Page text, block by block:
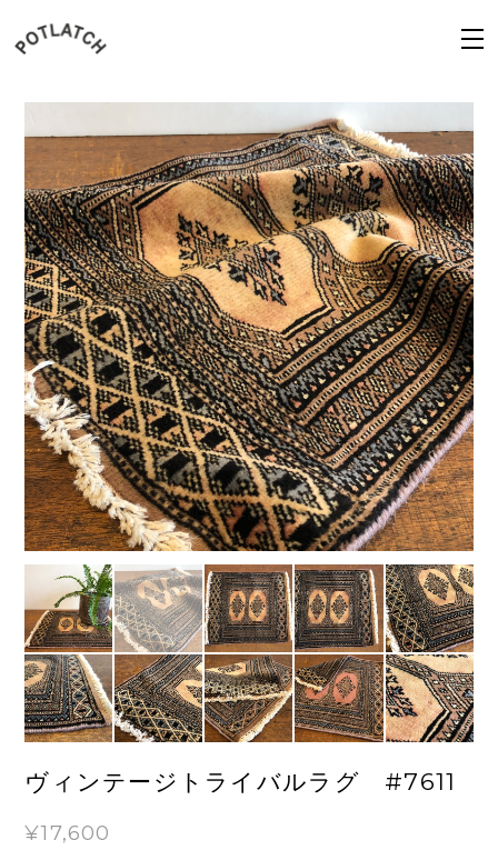
ヴィンテージトライバルラグ #7611
¥17,600